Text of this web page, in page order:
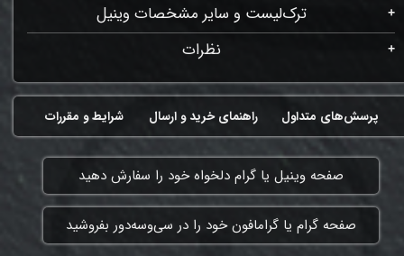
ترک‌لیست و سایر مشخصات وینیل
نظرات
شرایط و مقررات راهنمای خرید و ارسال پرسش‌های متداول
​صفحه وینیل یا گرام دلخواه خود را سفارش دهید
​صفحه گرام یا گرامافون خود را در سی‌وسه‌دور بفروشید